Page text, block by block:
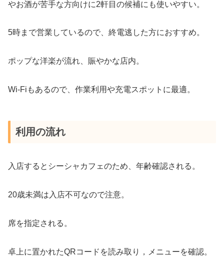
やお酒が苦手な方向けに2軒目の候補にも使いやすい。
5時まで営業しているので、終電逃した方におすすめ。
ポップな洋楽が流れ、賑やかな店内。
Wi-Fiもあるので、作業利用や充電スポットに最適。
利用の流れ
入店するとシーシャカフェのため、年齢確認される。
20歳未満は入店不可なので注意。
席を指定される。
卓上に置かれたQRコードを読み取り，メニューを確認。